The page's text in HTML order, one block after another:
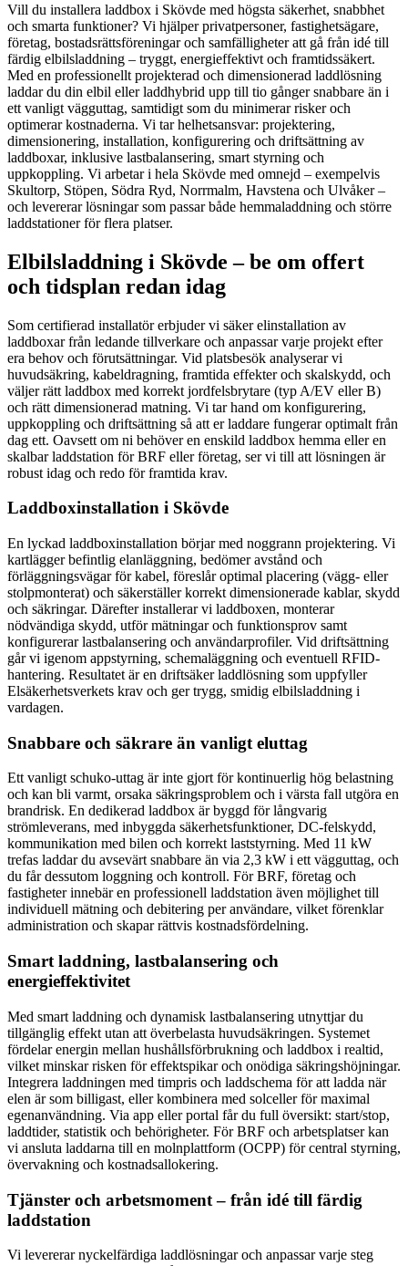
Vill du installera laddbox i Skövde med högsta säkerhet, snabbhet
och smarta funktioner? Vi hjälper privatpersoner, fastighetsägare,
företag, bostadsrättsföreningar och samfälligheter att gå från idé till
färdig elbilsladdning – tryggt, energieffektivt och framtidssäkert.
Med en professionellt projekterad och dimensionerad laddlösning
laddar du din elbil eller laddhybrid upp till tio gånger snabbare än i
ett vanligt vägguttag, samtidigt som du minimerar risker och
optimerar kostnaderna. Vi tar helhetsansvar: projektering,
dimensionering, installation, konfigurering och driftsättning av
laddboxar, inklusive lastbalansering, smart styrning och
uppkoppling. Vi arbetar i hela Skövde med omnejd – exempelvis
Skultorp, Stöpen, Södra Ryd, Norrmalm, Havstena och Ulvåker –
och levererar lösningar som passar både hemmaladdning och större
laddstationer för flera platser.
Elbilsladdning i Skövde – be om offert
och tidsplan redan idag
Som certifierad installatör erbjuder vi säker elinstallation av
laddboxar från ledande tillverkare och anpassar varje projekt efter
era behov och förutsättningar. Vid platsbesök analyserar vi
huvudsäkring, kabeldragning, framtida effekter och skalskydd, och
väljer rätt laddbox med korrekt jordfelsbrytare (typ A/EV eller B)
och rätt dimensionerad matning. Vi tar hand om konfigurering,
uppkoppling och driftsättning så att er laddare fungerar optimalt från
dag ett. Oavsett om ni behöver en enskild laddbox hemma eller en
skalbar laddstation för BRF eller företag, ser vi till att lösningen är
robust idag och redo för framtida krav.
Laddboxinstallation i Skövde
En lyckad laddboxinstallation börjar med noggrann projektering. Vi
kartlägger befintlig elanläggning, bedömer avstånd och
förläggningsvägar för kabel, föreslår optimal placering (vägg- eller
stolpmonterat) och säkerställer korrekt dimensionerade kablar, skydd
och säkringar. Därefter installerar vi laddboxen, monterar
nödvändiga skydd, utför mätningar och funktionsprov samt
konfigurerar lastbalansering och användarprofiler. Vid driftsättning
går vi igenom appstyrning, schemaläggning och eventuell RFID-
hantering. Resultatet är en driftsäker laddlösning som uppfyller
Elsäkerhetsverkets krav och ger trygg, smidig elbilsladdning i
vardagen.
Snabbare och säkrare än vanligt eluttag
Ett vanligt schuko-uttag är inte gjort för kontinuerlig hög belastning
och kan bli varmt, orsaka säkringsproblem och i värsta fall utgöra en
brandrisk. En dedikerad laddbox är byggd för långvarig
strömleverans, med inbyggda säkerhetsfunktioner, DC-felskydd,
kommunikation med bilen och korrekt laststyrning. Med 11 kW
trefas laddar du avsevärt snabbare än via 2,3 kW i ett vägguttag, och
du får dessutom loggning och kontroll. För BRF, företag och
fastigheter innebär en professionell laddstation även möjlighet till
individuell mätning och debitering per användare, vilket förenklar
administration och skapar rättvis kostnadsfördelning.
Smart laddning, lastbalansering och
energieffektivitet
Med smart laddning och dynamisk lastbalansering utnyttjar du
tillgänglig effekt utan att överbelasta huvudsäkringen. Systemet
fördelar energin mellan hushållsförbrukning och laddbox i realtid,
vilket minskar risken för effektspikar och onödiga säkringshöjningar.
Integrera laddningen med timpris och laddschema för att ladda när
elen är som billigast, eller kombinera med solceller för maximal
egenanvändning. Via app eller portal får du full översikt: start/stop,
laddtider, statistik och behörigheter. För BRF och arbetsplatser kan
vi ansluta laddarna till en molnplattform (OCPP) för central styrning,
övervakning och kostnadsallokering.
Tjänster och arbetsmoment – från idé till färdig
laddstation
Vi levererar nyckelfärdiga laddlösningar och anpassar varje steg